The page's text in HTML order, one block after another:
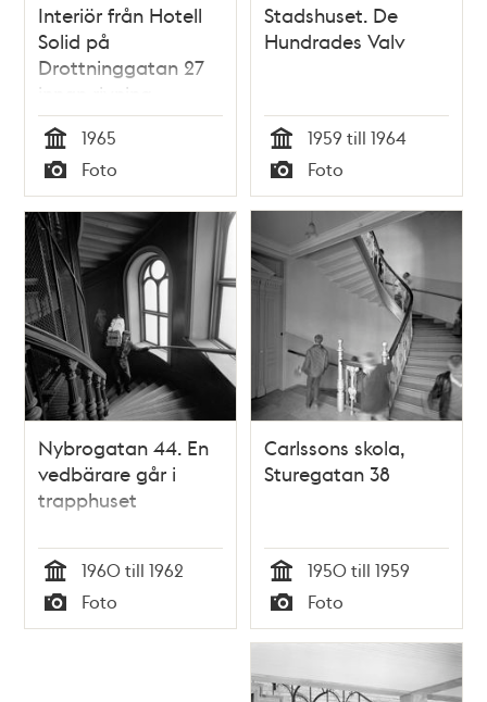
Interiör från Hotell
Solid på
Drottninggatan 27
innan rivning.
Förstuga och
järnsmidesräcken
från 1700-talet i
trapphuset
Tid
1965
Typ
Foto
Stadshuset. De
Hundrades Valv
Tid
1959 till 1964
Typ
Foto
Nybrogatan 44. En
vedbärare går i
trapphuset
Tid
1960 till 1962
Typ
Foto
Carlssons skola,
Sturegatan 38
Tid
1950 till 1959
Typ
Foto